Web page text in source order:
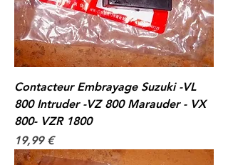
Contacteur Embrayage Suzuki -VL
800 Intruder -VZ 800 Marauder - VX
800- VZR 1800
Prix
19,99 €